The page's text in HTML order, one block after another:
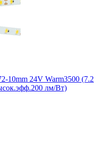
10mm 24V Warm3500 (7.2
лм/Вт)